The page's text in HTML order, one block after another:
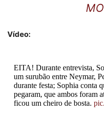
Vídeo:
EITA! Durante entrevista,
um surubão entre Neymar,
durante festa; Sophia conta
pegaram, que ambos foram
ficou um cheiro de bosta.